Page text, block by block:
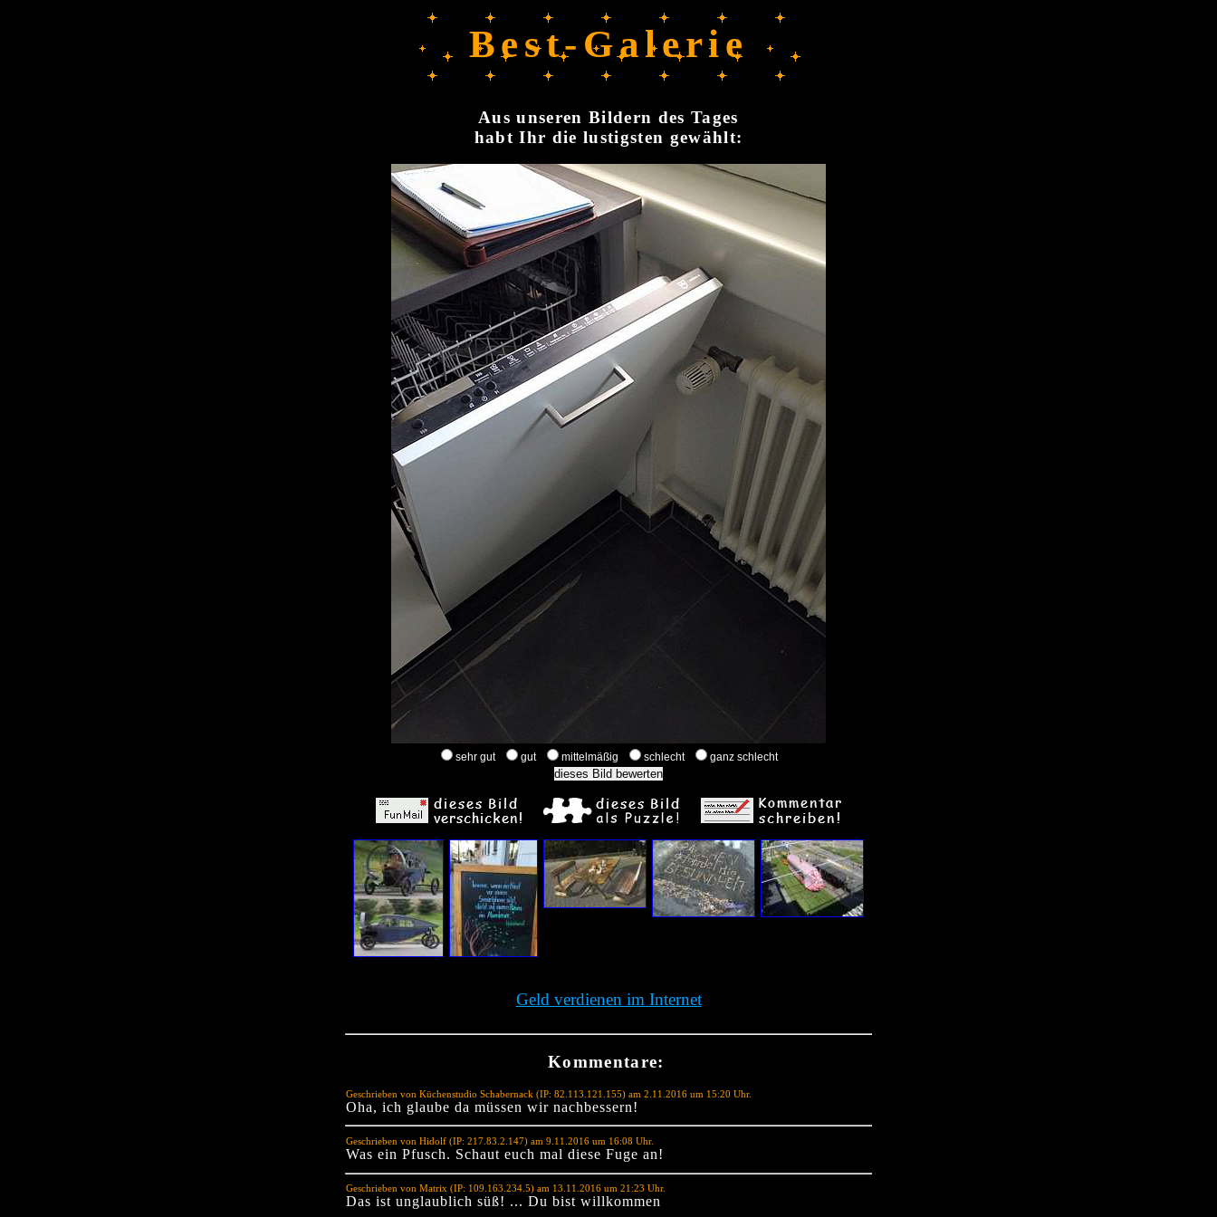
Best-Galerie
Aus unseren Bildern des Tages
habt Ihr die lustigsten gewählt:
sehr gut gut mittelmäßig schlecht ganz schlecht
Geld verdienen im Internet
Kommentare:
Geschrieben von Küchenstudio Schabernack (IP: 82.113.121.155) am 2.11.2016 um 15:20 Uhr.
Oha, ich glaube da müssen wir nachbessern!
Geschrieben von Hidolf (IP: 217.83.2.147) am 9.11.2016 um 16:08 Uhr.
Was ein Pfusch. Schaut euch mal diese Fuge an!
Geschrieben von Matrix (IP: 109.163.234.5) am 13.11.2016 um 21:23 Uhr.
Das ist unglaublich süß! ... Du bist willkommen